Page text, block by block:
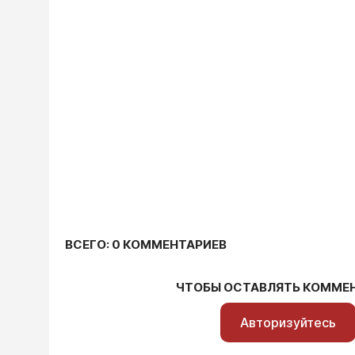
ВСЕГО: 0 КОММЕНТАРИЕВ
ЧТОБЫ ОСТАВЛЯТЬ
Авторизуйтесь